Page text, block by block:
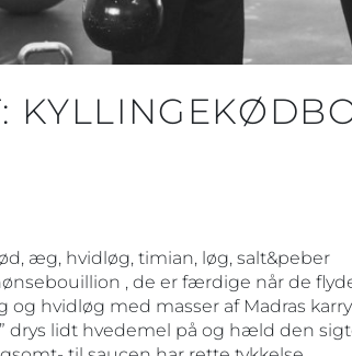
æg, hvidløg, timian, løg, salt&peber
, de er færdige når de
og hvidløg med masser af Madras
drys lidt hvedemel på og hæld den